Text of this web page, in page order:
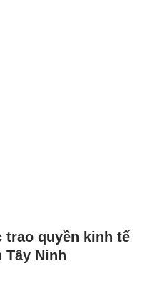
trao quyền kinh tế
Tây Ninh